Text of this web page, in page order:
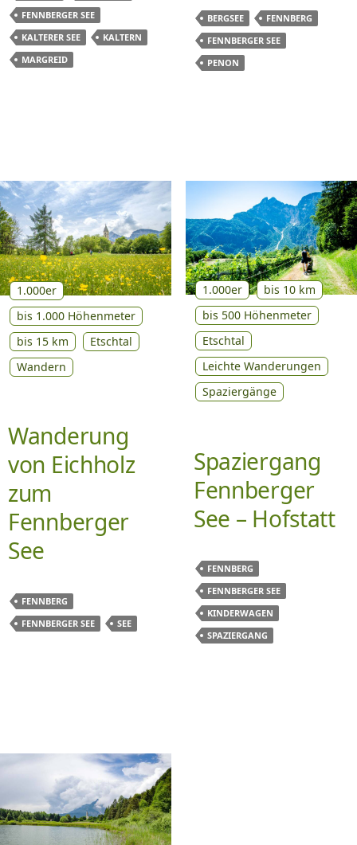
FENNBERGER SEE
KALTERER SEE
KALTERN
MARGREID
BERGSEE
FENNBERG
FENNBERGER SEE
PENON
1.000er
bis 1.000 Höhenmeter
bis 15 km
Etschtal
Wandern
Wanderung
von Eichholz
zum
Fennberger
See
FENNBERG
FENNBERGER SEE
SEE
1.000er
bis 10 km
bis 500 Höhenmeter
Etschtal
Leichte Wanderungen
Spaziergänge
Spaziergang
Fennberger
See – Hofstatt
FENNBERG
FENNBERGER SEE
KINDERWAGEN
SPAZIERGANG